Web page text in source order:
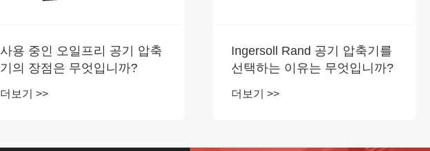
​사용 중인 오일프리 공기 압축
기의 장점은 무엇입니까?
더보기 >>
Ingersoll Rand 공기 압축기를
선택하는 이유는 무엇입니까?
더보기 >>